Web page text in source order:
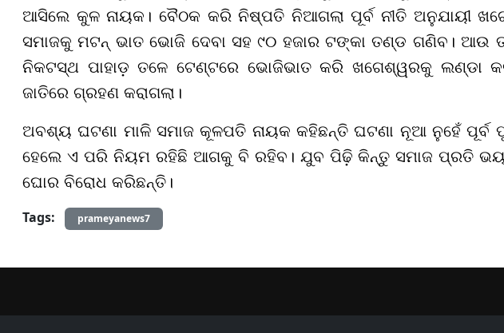
ଆସିଲେ କୁଳ ନାୟକ। ବୈଠକ କରି ନିଷ୍ପତି ନିଆଗଲା ପୂର୍ବ ନୀତି ଅନୁଯାୟୀ
ସମାଜକୁ ମଟନ୍ ଭାତ ଭୋଜି ଦେବା ସହ ୯୦ ହଜାର ଟଙ୍କା ତଣ୍ଡ ଗଣିବ। ଆଉ
ନିକଟସ୍ଥ ପାହାଡ଼ ତଳେ ଟେଣ୍ଟରେ ଭୋଜିଭାତ କରି ଖଗେଶ୍ୱରକୁ ଲଣ୍ଡା
ଜାତିରେ ଗ୍ରହଣ କରାଗଲା।
ଅବଶ୍ୟ ଘଟଣା ମାଳି ସମାଜ କୂଳପତି ନାୟକ କହିଛନ୍ତି ଘଟଣା ନୂଆ ନୁହେଁ ପୂର୍ବ
ହେଲେ ଏ ପରି ନିୟମ ରହିଛି ଆଗକୁ ବି ରହିବ। ଯୁବ ପିଢ଼ି କିନ୍ତୁ ସମାଜ ପ୍ରତି
ଘୋର ବିରୋଧ କରିଛନ୍ତି।
Tags:
prameyanews7